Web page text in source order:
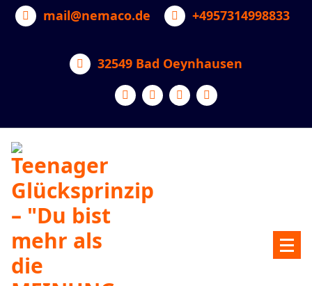
Zum
Inhalt
mail@nemaco.de +4957314998833
32549 Bad Oeynhausen